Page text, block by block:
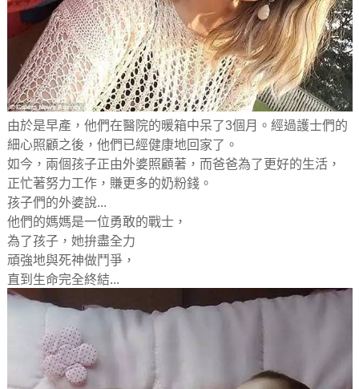
由於是早產，他們在醫院的暖箱中呆了3個月。經過護士們的
細心照顧之後，他們已經健康地回家了。
如今，兩個孩子正由外婆照顧著，而爸爸為了更好的生活，
正忙著努力工作，賺更多的奶粉錢。
孩子們的外婆說...
他們的媽媽是一位勇敢的戰士，
為了孩子，她拚盡全力
頑強地與死神做鬥爭，
直到生命完全終結...